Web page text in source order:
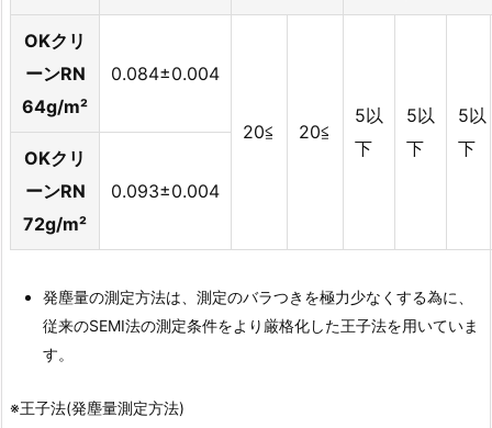
OKクリ
ーンRN
64g/m²
0.084±0.004
20≦ 20≦
5以
下
5以
下
5以
下
OKクリ
ーンRN
72g/m²
0.093±0.004
発塵量の測定方法は、測定のバラつきを極力少なくする為に、
従来のSEMI法の測定条件をより厳格化した王子法を用いていま
す。
※王子法(発塵量測定方法)